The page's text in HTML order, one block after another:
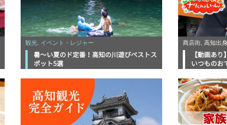
観光, イベント・レジャー
暑～い夏のド定番！高知の川遊びベストス
ポット5選
商店街, 高知出
【動画あ
いつものお